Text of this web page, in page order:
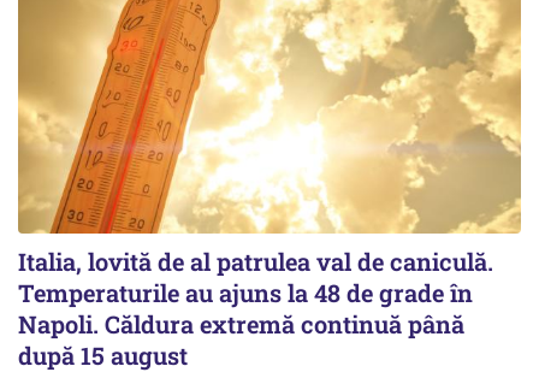
Italia, lovită de al patrulea val de caniculă.
Temperaturile au ajuns la 48 de grade în
Napoli. Căldura extremă continuă până
după 15 august